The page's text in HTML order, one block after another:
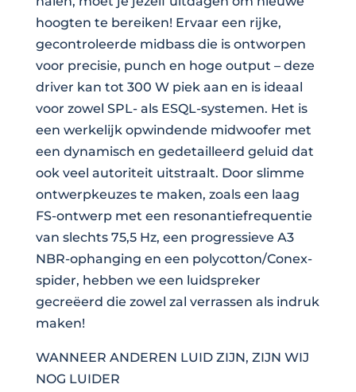
hoogten te bereiken! Ervaar een rijke,
gecontroleerde midbass die is ontworpen
voor precisie, punch en hoge output – deze
driver kan tot 300 W piek aan en is ideaal
voor zowel SPL- als ESQL-systemen. Het is
een werkelijk opwindende midwoofer met
een dynamisch en gedetailleerd geluid dat
ook veel autoriteit uitstraalt. Door slimme
ontwerpkeuzes te maken, zoals een laag
FS-ontwerp met een resonantiefrequentie
van slechts 75,5 Hz, een progressieve A3
NBR-ophanging en een polycotton/Conex-
spider, hebben we een luidspreker
gecreëerd die zowel zal verrassen als indruk
maken!
WANNEER ANDEREN LUID ZIJN, ZIJN WIJ
NOG LUIDER